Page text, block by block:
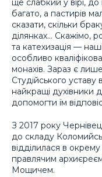
ще слабкий у вірі,
багато, а пастирів
сказати, скільки
ділянках… Скажімо,
та катехизація —
особливо
монахів. Зараз є
Студійського
найкращі духівники
допомогти їм
З 2017 року
до складу
відділилася в
правлячим
Мощичем.